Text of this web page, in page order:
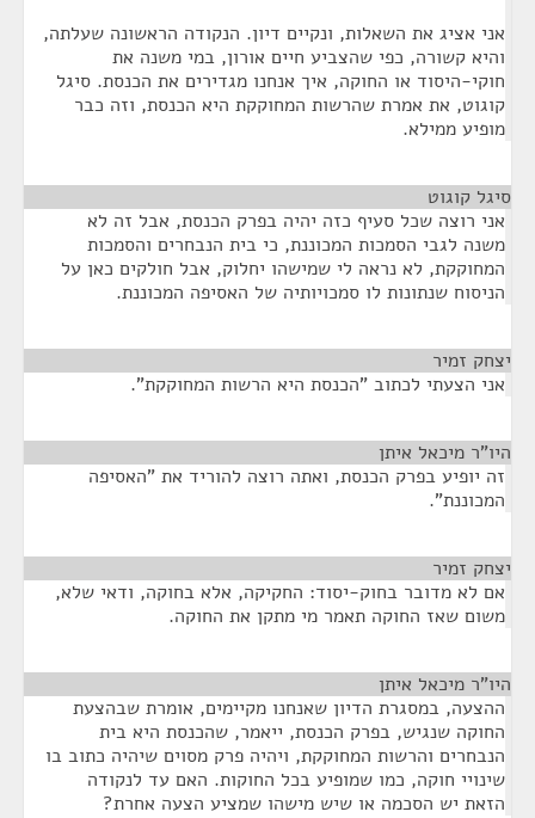
אני אציג את השאלות, ונקיים דיון. הנקודה הראשונה שעלתה,
והיא קשורה, כפי שהצביע חיים אורון, במי משנה את
חוקי-היסוד או החוקה, איך אנחנו מגדירים את הכנסת. סיגל
קוגוט, את אמרת שהרשות המחוקקת היא הכנסת, וזה כבר
מופיע ממילא.
סיגל קוגוט
אני רוצה שכל סעיף כזה יהיה בפרק הכנסת, אבל זה לא
משנה לגבי הסמכות המכוננת, כי בית הנבחרים והסמכות
המחוקקת, לא נראה לי שמישהו יחלוק, אבל חולקים כאן על
הניסוח שנתונות לו סמכויותיה של האסיפה המכוננת.
יצחק זמיר
אני הצעתי לכתוב "הכנסת היא הרשות המחוקקת".
היו"ר מיכאל איתן
זה יופיע בפרק הכנסת, ואתה רוצה להוריד את "האסיפה
המכוננת".
יצחק זמיר
אם לא מדובר בחוק-יסוד: החקיקה, אלא בחוקה, ודאי שלא,
משום שאז החוקה תאמר מי מתקן את החוקה.
היו"ר מיכאל איתן
ההצעה, במסגרת הדיון שאנחנו מקיימים, אומרת שבהצעת
החוקה שנגיש, בפרק הכנסת, ייאמר, שהכנסת היא בית
הנבחרים והרשות המחוקקת, ויהיה פרק מסוים שיהיה כתוב בו
שינויי חוקה, כמו שמופיע בכל החוקות. האם עד לנקודה
הזאת יש הסכמה או שיש מישהו שמציע הצעה אחרת?